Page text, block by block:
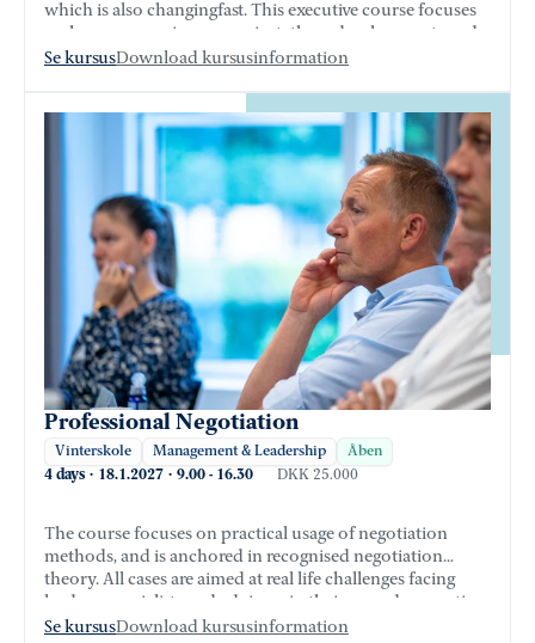
which is also changing fast. This executive course focuses
on how companies can navigate these developments and
develop resilience and a strategic outlook that stretches
Se kursusDownload kursusinformation
Professional Negotiation
Vinterskole Management & Leadership Åben
4 days · 18.1.2027 · 9.00 - 16.30 DKK 25.000
The course focuses on practical usage of negotiation
methods, and is anchored in recognised negotiation
theory. All cases are aimed at real life challenges facing
leaders, specialists and advisors in their everyday practice.
Se kursusDownload kursusinformation